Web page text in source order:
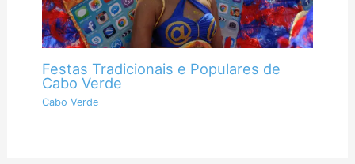
Festas Tradicionais e Populares de
Cabo Verde
Cabo Verde